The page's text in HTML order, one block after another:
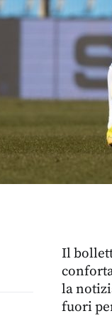
Il
la
fuori